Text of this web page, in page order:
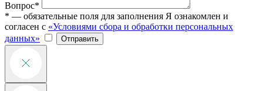
Вопрос*
* — обязательные поля для заполнения Я ознакомлен и
согласен с «Условиями сбора и обработки персональных
данных»
Отправить